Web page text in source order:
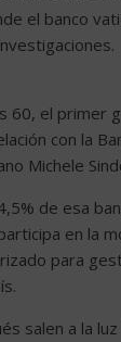
el banco
60, el primer
con la
Michele
de esa
en la
para
salen a la